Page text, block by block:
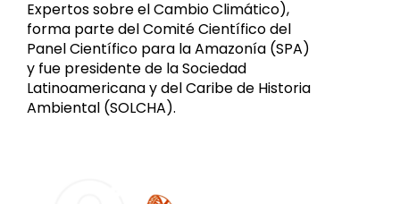
Expertos sobre el Cambio Climático),
forma parte del Comité Científico del
Panel Científico para la Amazonía (SPA)
y fue presidente de la Sociedad
Latinoamericana y del Caribe de Historia
Ambiental (SOLCHA).